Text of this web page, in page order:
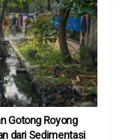
Gotong Royong
dari Sedimentasi